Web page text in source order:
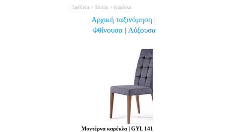
Προϊόντα > Έπιπλα > Καρέκλα
Αρχική ταξινόμηση |
Φθίνουσα | Αύξουσα
Μοντέρνα καρέκλα | GYL 141